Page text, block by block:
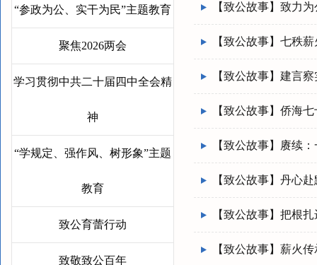
“参政为公、实干为民”主题教育
聚焦2026两会
学习贯彻中共二十届四中全会精
神
“学规定、强作风、树形象”主题
教育
致公育蕾行动
致敬致公百年
【致公故事】致力
【致公故事】七秩
【致公故事】建言
【致公故事】侨海
【致公故事】赓续
【致公故事】丹心
【致公故事】把根
【致公故事】薪火